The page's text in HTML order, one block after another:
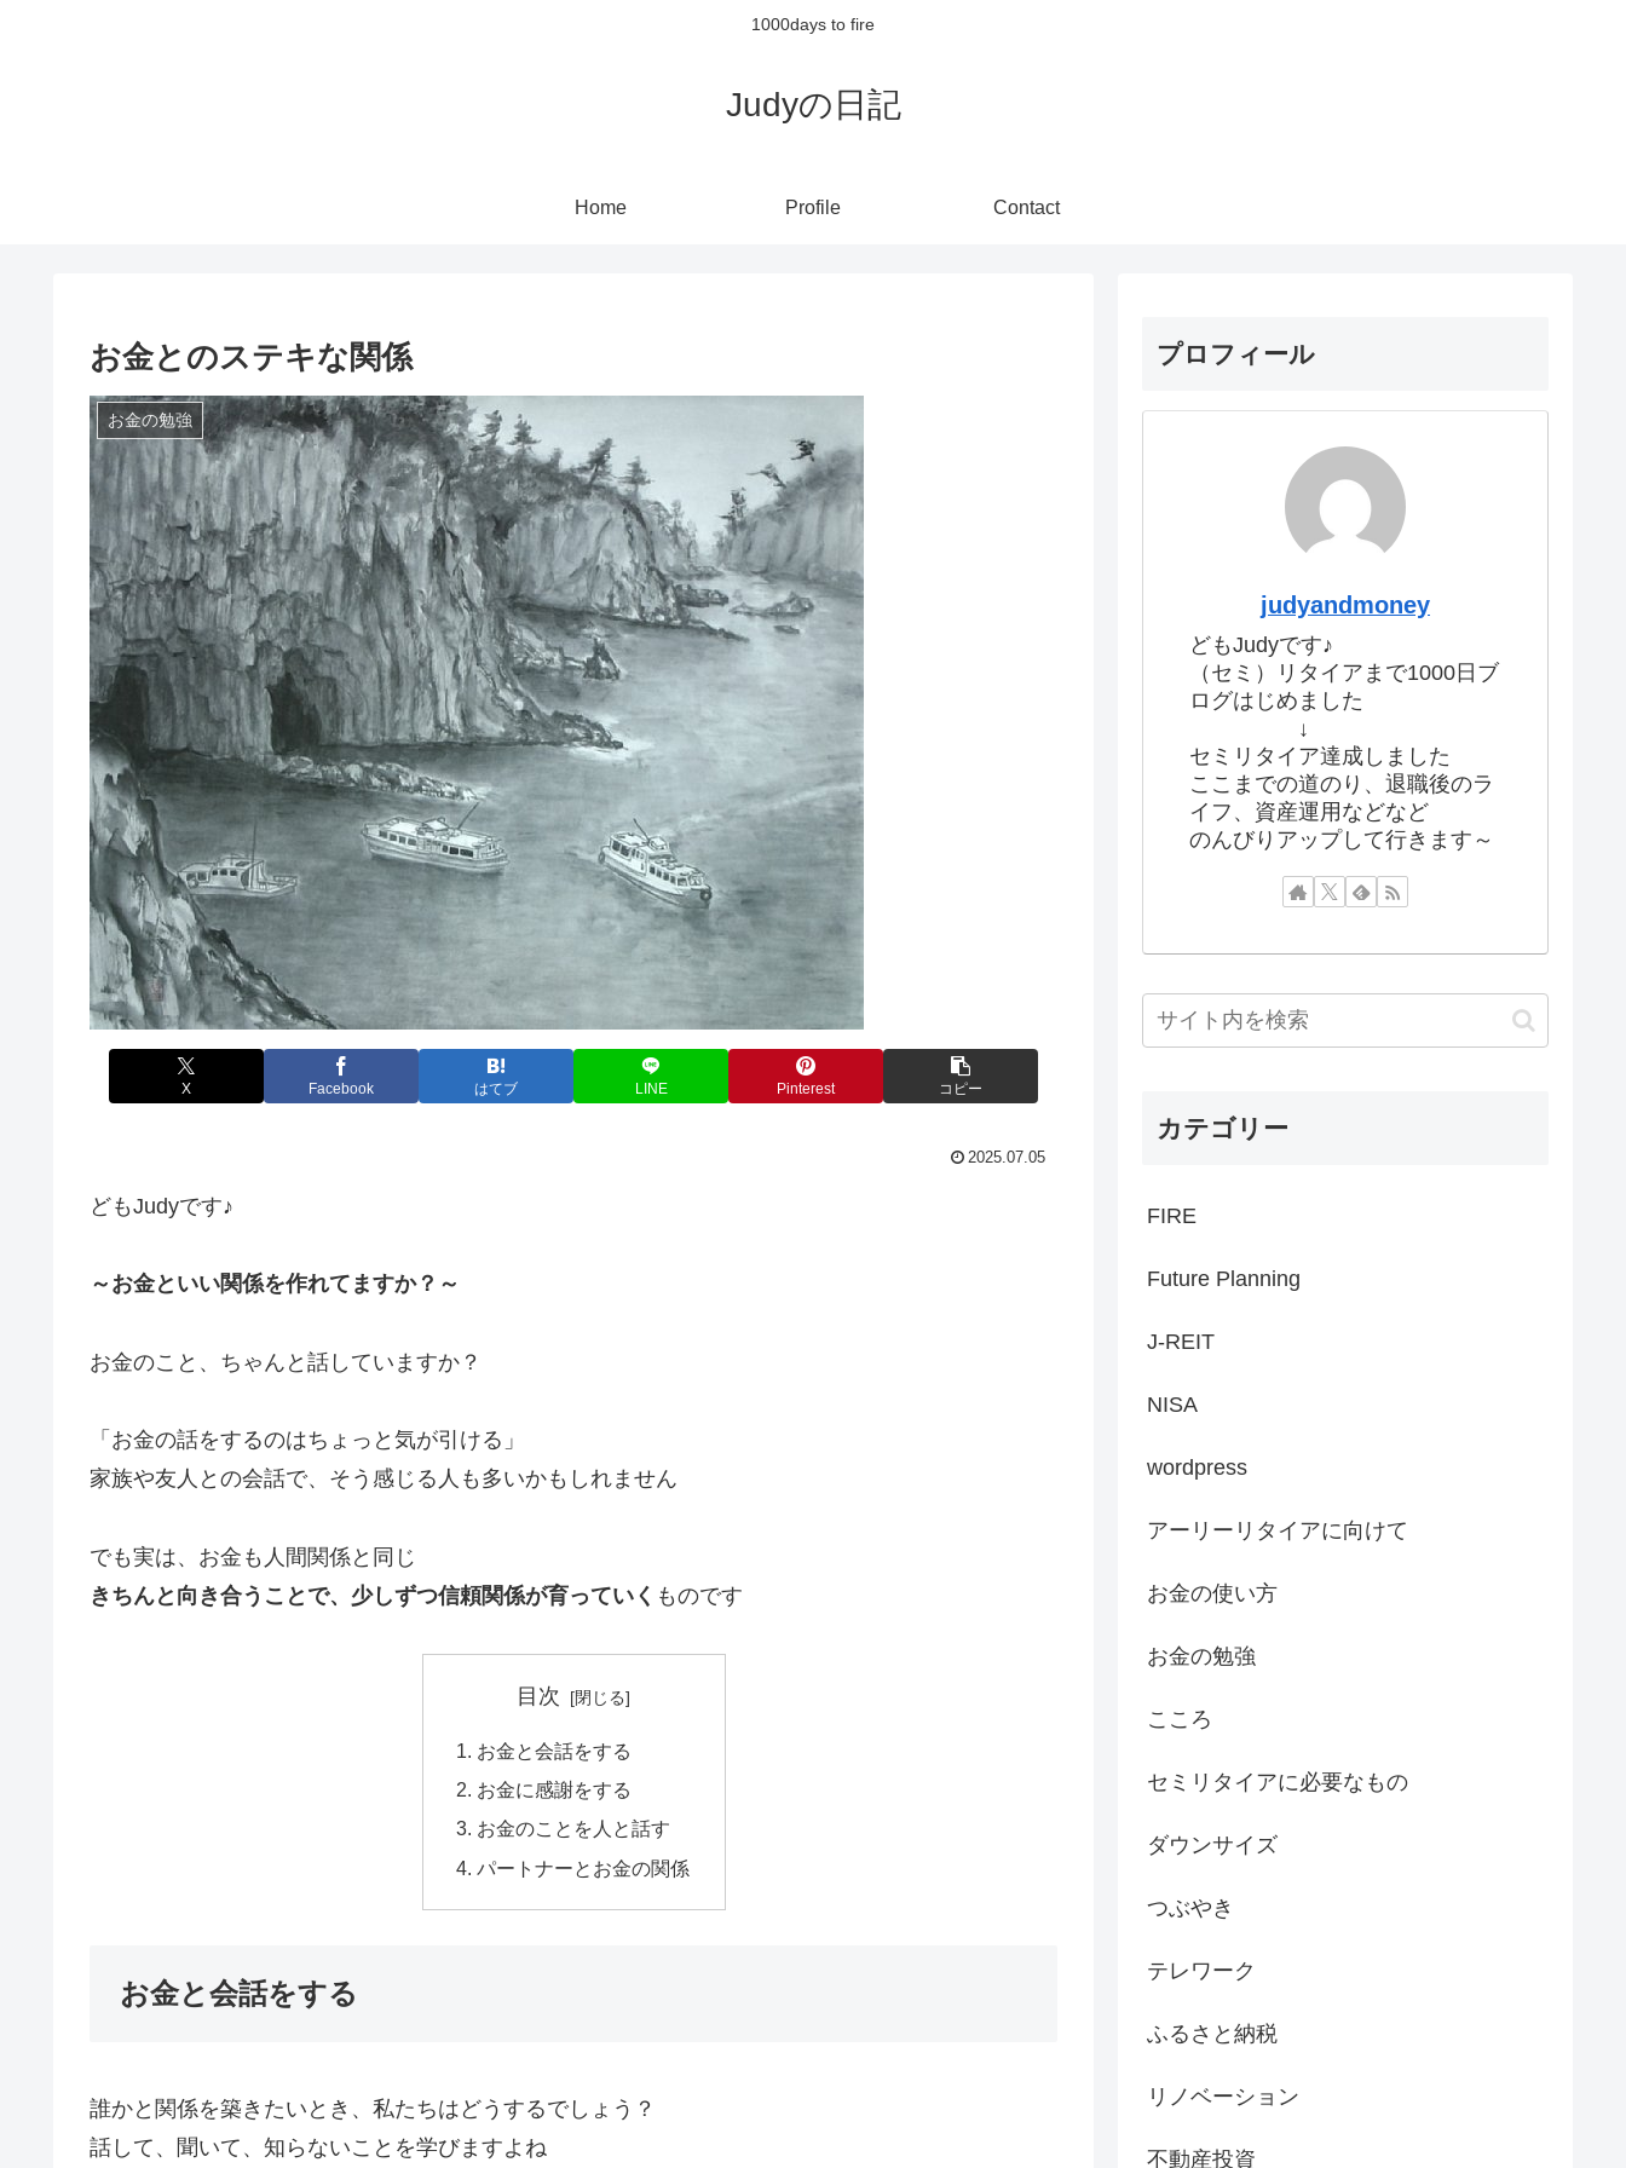
1000days to fire
Judyの日記
Home Profile Contact
お金とのステキな関係
お金の勉強
X Facebook はてブ LINE Pinterest コピー
2025.07.05
どもJudyです♪
～お金といい関係を作れてますか？～
お金のこと、ちゃんと話していますか？
「お金の話をするのはちょっと気が引ける」
家族や友人との会話で、そう感じる人も多いかもしれません
でも実は、お金も人間関係と同じ
きちんと向き合うことで、少しずつ信頼関係が育っていく ものです
目次
お金と会話をする
お金に感謝をする
お金のことを人と話す
パートナーとお金の関係
お金と会話をする
誰かと関係を築きたいとき、私たちはどうするでしょう？
話して、聞いて、知らないことを学びますよね
プロフィール
judyandmoney
どもJudyです♪
（セミ）リタイアまで1000日ブ
ログはじめました
↓
セミリタイア達成しました
ここまでの道のり、退職後のラ
イフ、資産運用などなど
のんびりアップして行きます～
カテゴリー
FIRE
Future Planning
J-REIT
NISA
wordpress
アーリーリタイアに向けて
お金の使い方
お金の勉強
こころ
セミリタイアに必要なもの
ダウンサイズ
つぶやき
テレワーク
ふるさと納税
リノベーション
不動産投資